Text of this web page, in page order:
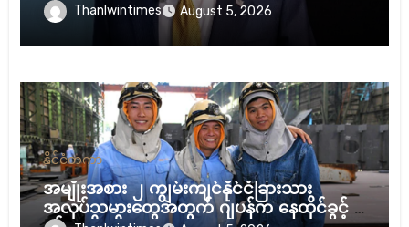
Thanlwintimes August 5, 2026
နိုင်ငံတကာ
အမျိုးအစား ၂ ကျွမ်းကျင်နိုင်ငံခြားသား
အလုပ်သမားတွေအတွက် ဂျပန်က နေထိုင်ခွင့် ၅